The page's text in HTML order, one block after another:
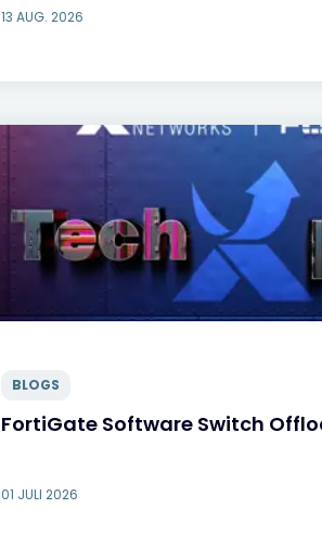
13 AUG. 2026
BLOGS
FortiGate Software Switch
01 JULI 2026